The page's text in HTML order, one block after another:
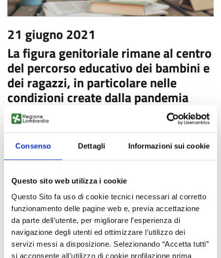
Consenso Dettagli Informazioni sui cookie
Questo sito web utilizza i cookie
Questo Sito fa uso di cookie tecnici necessari al corretto
funzionamento delle pagine web e, previa accettazione
da parte dell’utente, per migliorare l’esperienza di
navigazione degli utenti ed ottimizzare l’utilizzo dei
servizi messi a disposizione. Selezionando “Accetta tutti”
si acconsente all’utilizzo di cookie profilazione prima
21 giugno 2021
La figura genitoriale rimane al centro
del percorso educativo dei bambini e
dei ragazzi, in particolare nelle
condizioni create dalla pandemia
Le nuove tecnologie, internet e i social media, nel contesto
altamente digitalizzato in cui viviamo, sono ormai diventate
parte integrante della nostra quotidianità e ne influenzano
molti aspetti.
L’accesso a Internet è diventato un diritto fondamentale della
confronto, la produzione e condivisione della conoscenza
nella società in cui viviamo. È doveroso ricordare che è
nell’ambito famigliare che i nostri figli iniziano a muovere i
primi passi nel mondo digitale.